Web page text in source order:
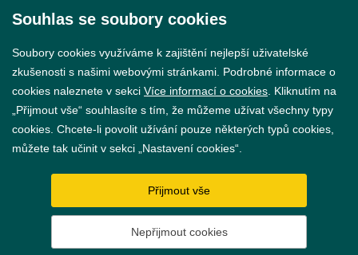
GDPR
Nastavení cookies
Souhlas se soubory cookies
Soubory cookies využíváme k zajištění nejlepší uživatelské
zkušenosti s našimi webovými stránkami. Podrobné informace o
cookies naleznete v sekci Více informací o cookies . Kliknutím na
„Přijmout vše“ souhlasíte s tím, že můžeme užívat všechny typy
cookies. Chcete-li povolit užívání pouze některých typů cookies,
můžete tak učinit v sekci „Nastavení cookies“.
Přijmout vše
Nepřijmout cookies